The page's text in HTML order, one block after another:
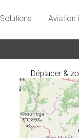
Solutions Aviation
Déplacer &